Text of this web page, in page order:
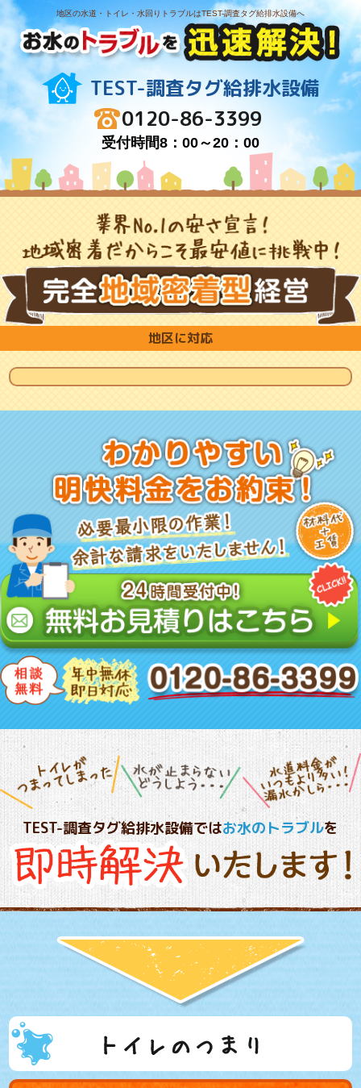
地区の水道・トイレ・水回りトラブルはTEST-調査タグ給排水設備へ
TEST-調査タグ給排水設備
0120-86-3399
受付時間8：00～20：00
地区に対応
TEST-調査タグ給排水設備ではお水のトラブルを
トイレのつまり